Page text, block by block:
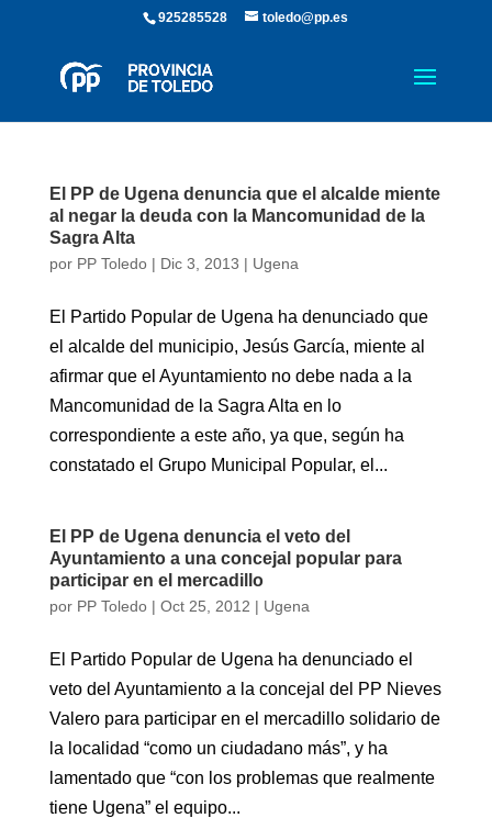
925285528 toledo@pp.es
El PP de Ugena denuncia que el alcalde miente
al negar la deuda con la Mancomunidad de la
Sagra Alta
por PP Toledo| Dic 3, 2013 | Ugena
El Partido Popular de Ugena ha denunciado que
el alcalde del municipio, Jesús García, miente al
afirmar que el Ayuntamiento no debe nada a la
Mancomunidad de la Sagra Alta en lo
correspondiente a este año, ya que, según ha
constatado el Grupo Municipal Popular, el...
El PP de Ugena denuncia el veto del
Ayuntamiento a una concejal popular para
participar en el mercadillo
por PP Toledo| Oct 25, 2012 | Ugena
El Partido Popular de Ugena ha denunciado el
veto del Ayuntamiento a la concejal del PP Nieves
Valero para participar en el mercadillo solidario de
la localidad “como un ciudadano más”, y ha
lamentado que “con los problemas que realmente
tiene Ugena” el equipo...